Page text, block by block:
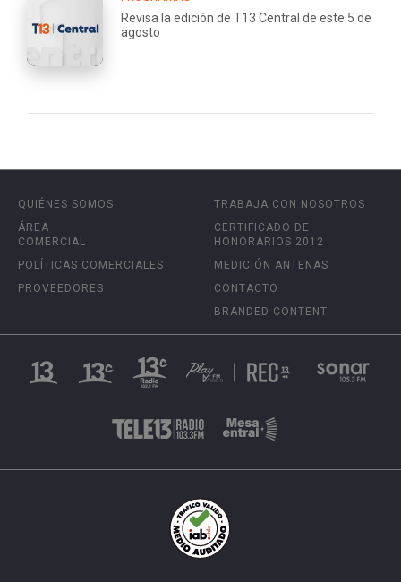
Revisa la edición de T13 Central de este 5 de
agosto
QUIÉNES SOMOS
ÁREA
COMERCIAL
POLÍTICAS COMERCIALES
PROVEEDORES
TRABAJA CON NOSOTROS
CERTIFICADO DE
HONORARIOS 2012
MEDICIÓN ANTENAS
CONTACTO
BRANDED CONTENT